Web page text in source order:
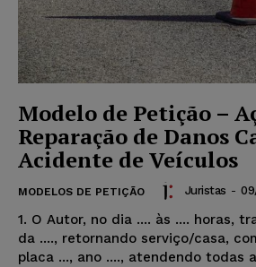
Modelo de Petição –
Reparação de Danos
Acidente de Veículos
MODELOS DE PETIÇÃO Juristas -
1. O Autor, no dia .... às .... horas,
da ...., retornando serviço/casa,
placa ..., ano ...., atendendo todas